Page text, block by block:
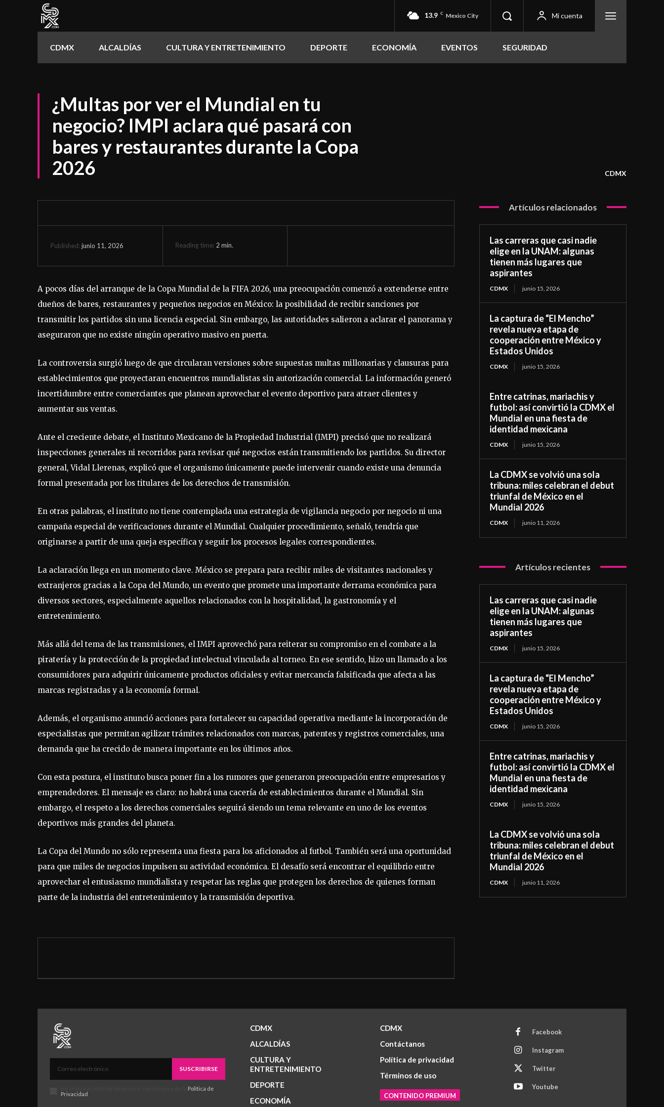
13.9 C Mexico City Mi cuenta
CDMX ALCALDÍAS CULTURA Y ENTRETENIMIENTO DEPORTE ECONOMÍA EVENTOS SEGURIDAD
¿Multas por ver el Mundial en tu
negocio? IMPI aclara qué pasará con
bares y restaurantes durante la Copa
2026
CDMX
Published: junio 11, 2026 Reading time: 2 min.
A pocos días del arranque de la Copa Mundial de la FIFA 2026, una preocupación comenzó a extenderse entre
dueños de bares, restaurantes y pequeños negocios en México: la posibilidad de recibir sanciones por
transmitir los partidos sin una licencia especial. Sin embargo, las autoridades salieron a aclarar el panorama y
aseguraron que no existe ningún operativo masivo en puerta.
La controversia surgió luego de que circularan versiones sobre supuestas multas millonarias y clausuras para
establecimientos que proyectaran encuentros mundialistas sin autorización comercial. La información generó
incertidumbre entre comerciantes que planean aprovechar el evento deportivo para atraer clientes y
aumentar sus ventas.
Ante el creciente debate, el Instituto Mexicano de la Propiedad Industrial (IMPI) precisó que no realizará
inspecciones generales ni recorridos para revisar qué negocios están transmitiendo los partidos. Su director
general, Vidal Llerenas, explicó que el organismo únicamente puede intervenir cuando existe una denuncia
formal presentada por los titulares de los derechos de transmisión.
En otras palabras, el instituto no tiene contemplada una estrategia de vigilancia negocio por negocio ni una
campaña especial de verificaciones durante el Mundial. Cualquier procedimiento, señaló, tendría que
originarse a partir de una queja específica y seguir los procesos legales correspondientes.
La aclaración llega en un momento clave. México se prepara para recibir miles de visitantes nacionales y
extranjeros gracias a la Copa del Mundo, un evento que promete una importante derrama económica para
diversos sectores, especialmente aquellos relacionados con la hospitalidad, la gastronomía y el
entretenimiento.
Más allá del tema de las transmisiones, el IMPI aprovechó para reiterar su compromiso en el combate a la
piratería y la protección de la propiedad intelectual vinculada al torneo. En ese sentido, hizo un llamado a los
consumidores para adquirir únicamente productos oficiales y evitar mercancía falsificada que afecta a las
marcas registradas y a la economía formal.
Además, el organismo anunció acciones para fortalecer su capacidad operativa mediante la incorporación de
especialistas que permitan agilizar trámites relacionados con marcas, patentes y registros comerciales, una
demanda que ha crecido de manera importante en los últimos años.
Con esta postura, el instituto busca poner fin a los rumores que generaron preocupación entre empresarios y
emprendedores. El mensaje es claro: no habrá una cacería de establecimientos durante el Mundial. Sin
embargo, el respeto a los derechos comerciales seguirá siendo un tema relevante en uno de los eventos
deportivos más grandes del planeta.
La Copa del Mundo no sólo representa una fiesta para los aficionados al futbol. También será una oportunidad
para que miles de negocios impulsen su actividad económica. El desafío será encontrar el equilibrio entre
aprovechar el entusiasmo mundialista y respetar las reglas que protegen los derechos de quienes forman
parte de la industria del entretenimiento y la transmisión deportiva.
Artículos relacionados
Las carreras que casi nadie
elige en la UNAM: algunas
tienen más lugares que
aspirantes
CDMX junio 15, 2026
La captura de “El Mencho”
revela nueva etapa de
cooperación entre México y
Estados Unidos
CDMX junio 15, 2026
Entre catrinas, mariachis y
futbol: así convirtió la CDMX el
Mundial en una fiesta de
identidad mexicana
CDMX junio 15, 2026
La CDMX se volvió una sola
tribuna: miles celebran el debut
triunfal de México en el
Mundial 2026
CDMX junio 11, 2026
Artículos recientes
Las carreras que casi nadie
elige en la UNAM: algunas
tienen más lugares que
aspirantes
CDMX junio 15, 2026
La captura de “El Mencho”
revela nueva etapa de
cooperación entre México y
Estados Unidos
CDMX junio 15, 2026
Entre catrinas, mariachis y
futbol: así convirtió la CDMX el
Mundial en una fiesta de
identidad mexicana
CDMX junio 15, 2026
La CDMX se volvió una sola
tribuna: miles celebran el debut
triunfal de México en el
Mundial 2026
CDMX junio 11, 2026
SUSCRIBIRSE
Política de
Privacidad
CDMX
ALCALDÍAS
CULTURA Y
ENTRETENIMIENTO
DEPORTE
ECONOMÍA
CDMX
Contáctanos
Política de privacidad
Términos de uso
CONTENIDO PREMIUM
Facebook
Instagram
Twitter
Youtube